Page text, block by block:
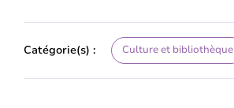
Catégorie(s) : Culture et bibliothèque